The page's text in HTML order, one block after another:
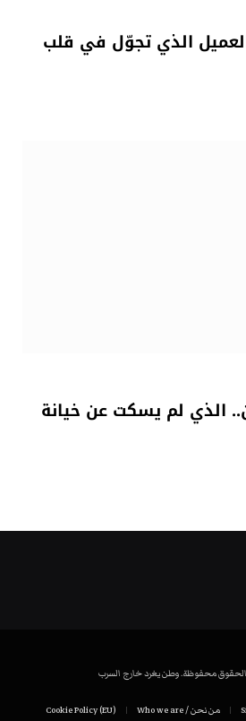
الذي تجوّل في قلب
الذي لم يسكت عن خيانة
من نحن / Who we are Cookie Policy (EU)